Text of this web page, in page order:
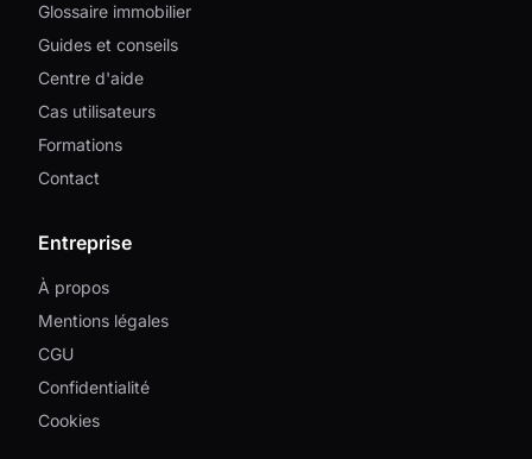
Glossaire immobilier
Guides et conseils
Centre d'aide
Cas utilisateurs
Formations
Contact
Entreprise
À propos
Mentions légales
CGU
Confidentialité
Cookies